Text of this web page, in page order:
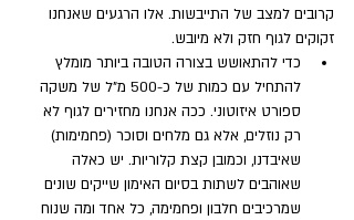
קרובים למצב של התייבשות. אלו הרגעים שאנחנו
זקוקים לגוף חזק ולא מיובש.
כדי להתאושש בצורה הטובה ביותר מומלץ
להתחיל עם כמות של כ-500 מ"ל של משקה
ספורט איזוטוני. ככה אנחנו מחזירים לגוף לא
רק נוזלים, אלא גם מלחים וסוכר (פחמימות)
שאיבדנו, וכמובן קצת קלוריות. יש כאלה
שאוהבים לשתות בסיום האימון שייקים שונים
שמרכיבים חלבון ופחמימה, כל אחד ומה שנוח